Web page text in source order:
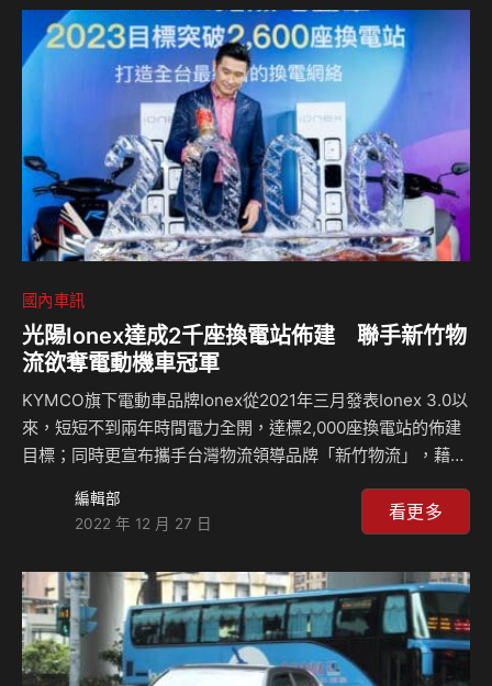
系多元動力配置，包括純電、渦輪汽油、渦輪柴油與混合動
力，讓參與者深入感受 Alfa Romeo 的駕馭精髓，體驗輪胎抓
國內車訊
光陽Ionex達成2千座換電站佈建 聯手新竹物
流欲奪電動機車冠軍
KYMCO旗下電動車品牌Ionex從2021年三月發表Ionex 3.0以
來，短短不到兩年時間電力全開，達標2,000座換電站的佈建
目標；同時更宣布攜手台灣物流領導品牌「新竹物流」，藉由
台縝密的物流網絡，加速落實綠能應用，為市場展現企業接軌
綠能的絕佳典範。 Ionex 光陽電動車積極搶攻市場，特別在今
場，銷售也突破自身新高，11月市佔率達到11.7%創歷史新
高，12月最新戰報迄今1,222台、總市場6,596台，Ionex光陽
電動車市佔率高達18.5%，再次創下上市以來最新高點紀錄，
…
編輯部
2022 年 12 月 27 日
看更多